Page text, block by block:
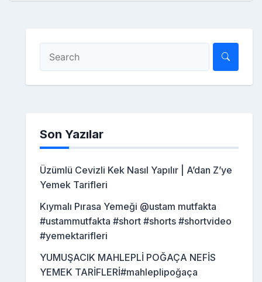
Son Yazılar
Üzümlü Cevizli Kek Nasıl Yapılır | A’dan Z’ye
Yemek Tarifleri
Kıymalı Pırasa Yemeği @ustam mutfakta
#ustammutfakta #short #shorts #shortvideo
#yemektarifleri
YUMUŞACIK MAHLEPLİ POĞAÇA NEFİS
YEMEK TARİFLERİ#mahleplipoğaça